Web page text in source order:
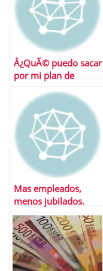
Â¿QuÃ© puedo sacar
por mi plan de
Mas empleados,
menos jubilados.
SituaciÃ³n deseada